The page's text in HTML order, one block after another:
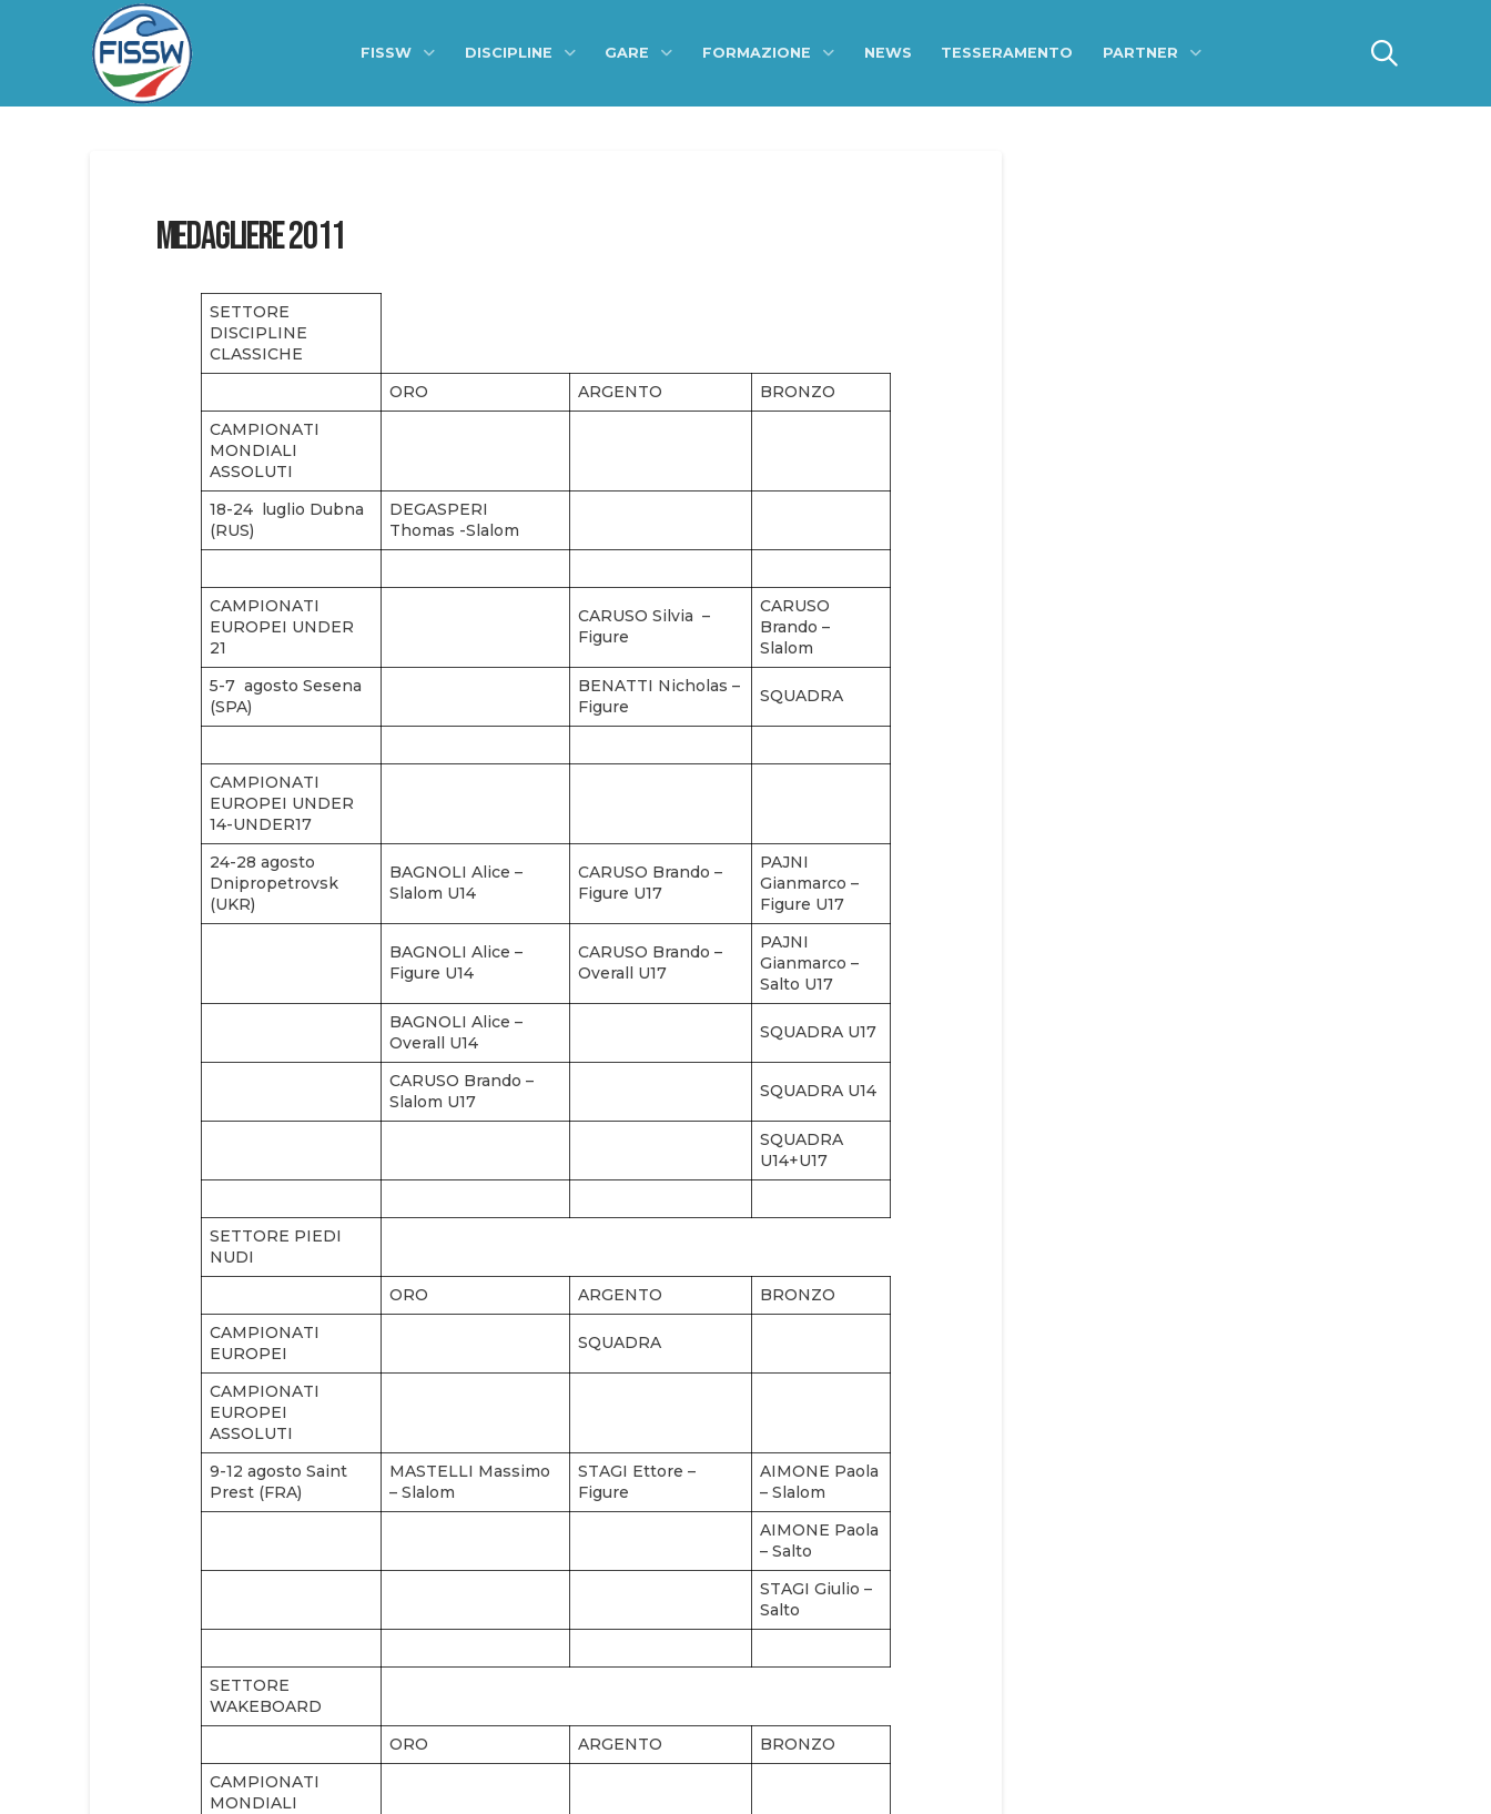
FISSW DISCIPLINE GARE FORMAZIONE NEWS TESSERAMENTO PARTNER
Medagliere 2011
SETTORE
DISCIPLINE
CLASSICHE
ORO
ARGENTO
BRONZO
CAMPIONATI
MONDIALI
ASSOLUTI
18-24 luglio Dubna
(RUS)
DEGASPERI
Thomas -Slalom
CAMPIONATI
EUROPEI UNDER
21
CARUSO Silvia –
Figure
CARUSO
Brando –
Slalom
5-7 agosto Sesena
(SPA)
BENATTI Nicholas –
Figure
SQUADRA
CAMPIONATI
EUROPEI UNDER
14-UNDER17
24-28 agosto
Dnipropetrovsk
(UKR)
BAGNOLI Alice –
Slalom U14
CARUSO Brando –
Figure U17
PAJNI
Gianmarco –
Figure U17
BAGNOLI Alice –
Figure U14
CARUSO Brando –
Overall U17
PAJNI
Gianmarco –
Salto U17
BAGNOLI Alice –
Overall U14
SQUADRA U17
CARUSO Brando –
Slalom U17
SQUADRA U14
SQUADRA
U14+U17
SETTORE PIEDI
NUDI
ORO
ARGENTO
BRONZO
CAMPIONATI
EUROPEI
SQUADRA
CAMPIONATI
EUROPEI
ASSOLUTI
9-12 agosto Saint
Prest (FRA)
MASTELLI Massimo
– Slalom
STAGI Ettore –
Figure
AIMONE Paola
– Slalom
AIMONE Paola
– Salto
STAGI Giulio –
Salto
SETTORE
WAKEBOARD
ORO
ARGENTO
BRONZO
CAMPIONATI
MONDIALI